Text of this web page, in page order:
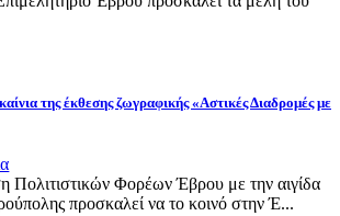
της έκθεσης ζωγραφικής «Αστικές Διαδρομές με
Φορέων Έβρου με την αιγίδα
προσκαλεί να το κοινό στην Έ...